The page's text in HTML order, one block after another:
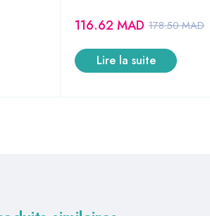
178.50MAD
116.62 MAD
Lire la suite